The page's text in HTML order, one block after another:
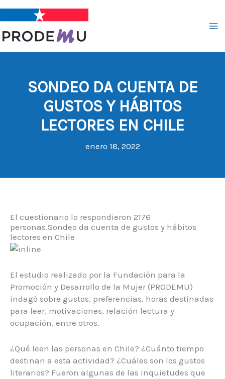
contenido
SONDEO DA CUENTA DE
GUSTOS Y HÁBITOS
LECTORES EN CHILE
enero 18, 2022
El cuestionario lo respondieron 2176
personas.Sondeo da cuenta de gustos y hábitos
lectores en Chile
El estudio realizado por la Fundación para la
Promoción y Desarrollo de la Mujer (PRODEMU)
indagó sobre gustos, preferencias, horas destinadas
para leer, motivaciones, relación lectura y
ocupación, entre otros.
¿Qué leen las personas en Chile? ¿Cuánto tiempo
destinan a esta actividad? ¿Cuáles son los gustos
literarios? Fueron algunas de las inquietudes que